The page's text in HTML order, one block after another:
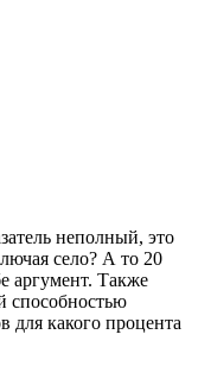
неполный, это
село? А то 20
аргумент. Также
способностью
для какого процента